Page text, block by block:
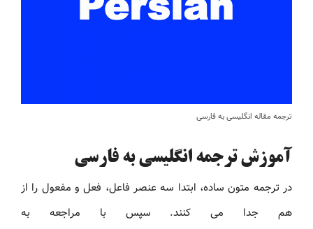
ترجمه مقاله انگلیسی به فارسی
آموزش ترجمه انگلیسی به فارسی
در ترجمه متون ساده، ابتدا سه عنصر فاعل، فعل و مفعول را از
هم جدا می کنند. سپس با مراجعه به